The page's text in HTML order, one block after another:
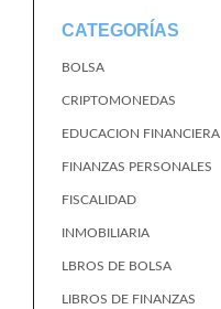
CATEGORÍAS
BOLSA
CRIPTOMONEDAS
EDUCACION FINANCIERA
FINANZAS PERSONALES
FISCALIDAD
INMOBILIARIA
LBROS DE BOLSA
LIBROS DE FINANZAS